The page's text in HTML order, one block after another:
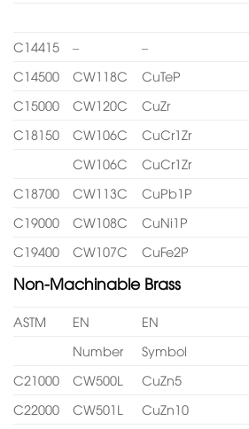
C14415 – –
C14500
CW118C CuTeP
C15000
CW120C CuZr
C18150
CW106C CuCr1Zr
CW106C
CuCr1Zr
C18700
CW113C CuPb1P
C19000
CW108C CuNi1P
C19400
CW107C CuFe2P
Non-Machinable Brass
ASTM EN EN
Number
Symbol
C21000
CW500L CuZn5
C22000
CW501L CuZn10